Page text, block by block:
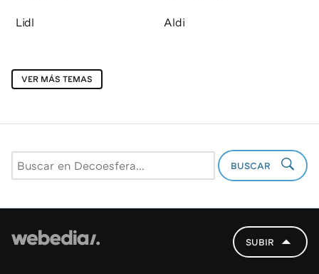
Lidl Aldi
VER MÁS TEMAS
BUSCAR
SUBIR